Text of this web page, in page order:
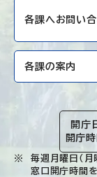
各課へお問い
各課の案内
開庁
開庁時
毎週月曜日（
窓口開庁時間を